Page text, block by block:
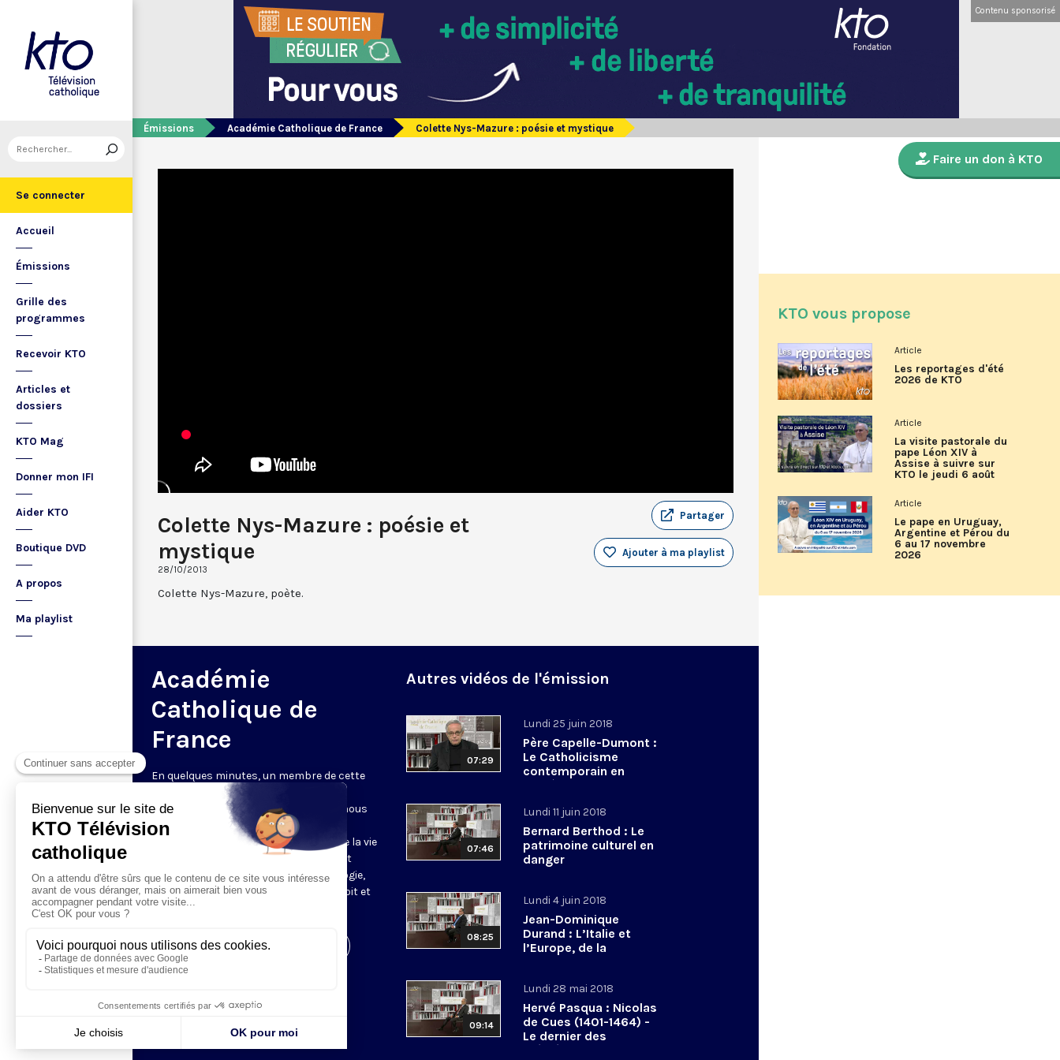
Se connecter
Accueil
Émissions
Grille des
programmes
Recevoir KTO
Articles et
dossiers
KTO Mag
Donner mon IFI
Aider KTO
Boutique DVD
A propos
Ma playlist
Contenu sponsorisé
Émissions Académie Catholique de France Colette Nys-Mazure : poésie et mystique
Colette Nys-Mazure : poésie et
mystique
28/10/2013
Partager
Ajouter à ma playlist
Colette Nys-Mazure, poète.
Académie
Catholique de
France
En quelques minutes, un membre de cette
Académie - fondée en 2009 « pour le
rayonnement du savoir et de la foi » - nous
parle de son sujet de prédilection, qu'il
s'agisse de médecine ou de sciences de la vie
et de l'univers, de sciences humaines et
sociales ou de philosophie et de théologie,
des arts et des lettres ou encore de droit et
de sciences économiques.
Visiter la page de l'émission
Autres vidéos de l'émission
07:29
Lundi 25 juin 2018
Père Capelle-Dumont :
Le Catholicisme
contemporain en
procès
07:46
Lundi 11 juin 2018
Bernard Berthod : Le
patrimoine culturel en
danger
08:25
Lundi 4 juin 2018
Jean-Dominique
Durand : L’Italie et
l’Europe, de la
l’euroscepticisme
09:14
Lundi 28 mai 2018
Hervé Pasqua : Nicolas
de Cues (1401-1464) -
Le dernier des
médiévaux et le
Faire un don à KTO
KTO vous propose
Article
Les reportages d'été
2026 de KTO
Article
La visite pastorale du
pape Léon XIV à
Assise à suivre sur
KTO le jeudi 6 août
Article
Le pape en Uruguay,
Argentine et Pérou du
6 au 17 novembre
2026